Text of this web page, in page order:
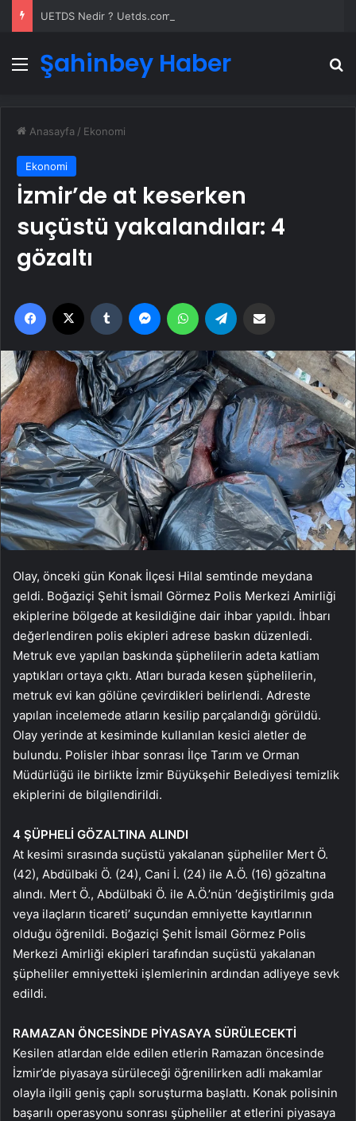
Menü
Şahinbey Haber
Anasayfa / Ekonomi
Ekonomi
İzmir’de at keserken
suçüstü yakalandılar: 4
gözaltı
Facebook Tumblr MessengerWhatsApp
Olay, önceki gün Konak İlçesi Hilal semtinde meydana
geldi. Boğaziçi Şehit İsmail Görmez Polis Merkezi Amirliği
ekiplerine bölgede at kesildiğine dair ihbar yapıldı. İhbarı
değerlendiren polis ekipleri adrese baskın düzenledi.
Metruk eve yapılan baskında şüphelilerin adeta katliam
yaptıkları ortaya çıktı. Atları burada kesen şüphelilerin,
metruk evi kan gölüne çevirdikleri belirlendi. Adreste
yapılan incelemede atların kesilip parçalandığı görüldü.
Olay yerinde at kesiminde kullanılan kesici aletler de
bulundu. Polisler ihbar sonrası İlçe Tarım ve Orman
Müdürlüğü ile birlikte İzmir Büyükşehir Belediyesi temizlik
ekiplerini de bilgilendirildi.
4 ŞÜPHELİ GÖZALTINA ALINDI
At kesimi sırasında suçüstü yakalanan şüpheliler Mert Ö.
(42), Abdülbaki Ö. (24), Cani İ. (24) ile A.Ö. (16) gözaltına
alındı. Mert Ö., Abdülbaki Ö. ile A.Ö.’nün ‘değiştirilmiş gıda
veya ilaçların ticareti’ suçundan emniyette kayıtlarının
olduğu öğrenildi. Boğaziçi Şehit İsmail Görmez Polis
Merkezi Amirliği ekipleri tarafından suçüstü yakalanan
şüpheliler emniyetteki işlemlerinin ardından adliyeye sevk
edildi.
RAMAZAN ÖNCESİNDE PİYASAYA SÜRÜLECEKTİ
Kesilen atlardan elde edilen etlerin Ramazan öncesinde
İzmir’de piyasaya sürüleceği öğrenilirken adli makamlar
olayla ilgili geniş çaplı soruşturma başlattı. Konak polisinin
başarılı operasyonu sonrası şüpheliler at etlerini piyasaya